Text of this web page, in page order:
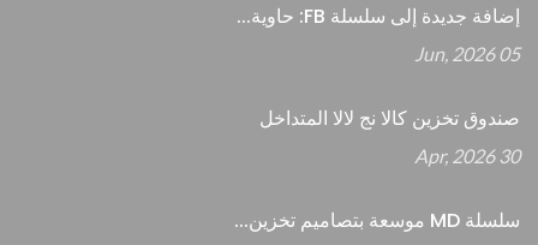
إضافة جديدة إلى سلسلة FB: حاوية...
05 Jun, 2026
صندوق تخزين كالا نج لالا المتداخل
30 Apr, 2026
سلسلة MD موسعة بتصاميم تخزين...